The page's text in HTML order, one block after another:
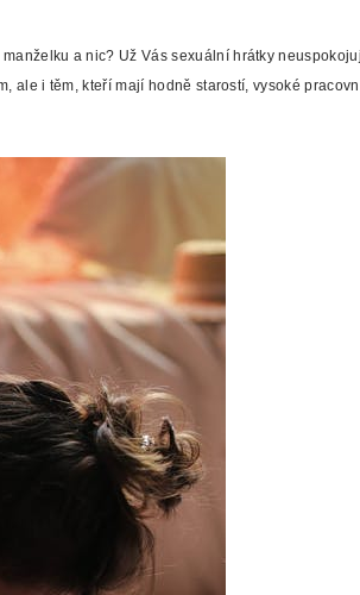
a nic? Už Vás sexuální hrátky
ale i těm, kteří mají hodně starostí, vysoké